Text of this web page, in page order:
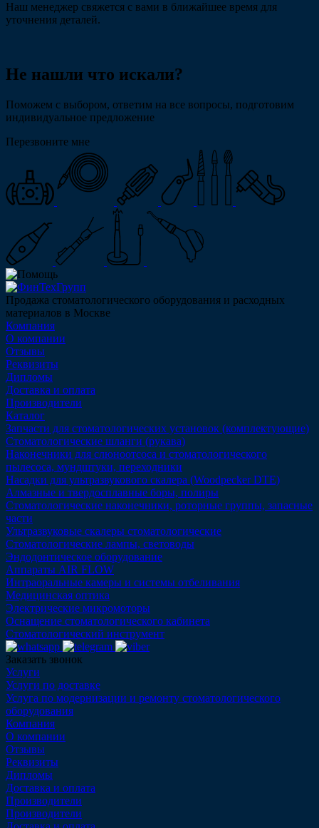
Наш менеджер свяжется с вами в ближайшее время для
уточнения деталей.
Не нашли что искали?
Поможем с выбором, ответим на все вопросы, подготовим
индивидуальное предложение
Перезвоните мне
Продажа стоматологического оборудования и расходных
материалов в Москве
Компания
О компании
Отзывы
Реквизиты
Дипломы
Доставка и оплата
Производители
Каталог
Запчасти для стоматологических установок (комплектующие)
Стоматологические шланги (рукава)
Наконечники для слюноотсоса и стоматологического
пылесоса, мундштуки, переходники
Насадки для ультразвукового скалера (Woodpecker DTE)
Алмазные и твердосплавные боры, полиры
Стоматологические наконечники, роторные группы, запасные
части
Ультразвуковые скалеры стоматологические
Стоматологические лампы, световоды
Эндодонтическое оборудование
Аппараты AIR FLOW
Интраоральные камеры и системы отбеливания
Медицинская оптика
Электрические микромоторы
Оснащение стоматологического кабинета
Стоматологический инструмент
Заказать звонок
Услуги
Услуги по доставке
Услуга по модернизации и ремонту стоматологического
оборудования
Компания
О компании
Отзывы
Реквизиты
Дипломы
Доставка и оплата
Производители
Производители